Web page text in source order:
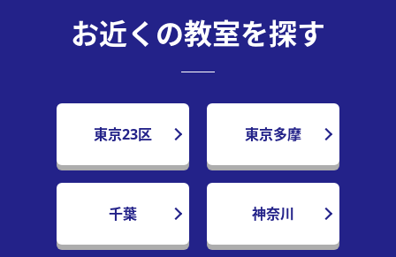
お近くの教室を探す
東京23区 東京多摩
千葉 神奈川